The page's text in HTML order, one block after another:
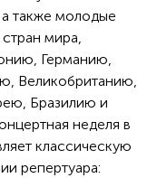
а также молодые
мира,
Германию,
Великобританию,
Бразилию и
неделя в
классическую
репертуара: